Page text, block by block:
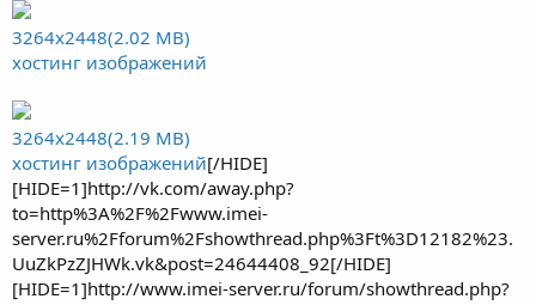
3264x2448(2.02 MB)
хостинг изображений
3264x2448(2.19 MB)
хостинг изображений[/HIDE]
[HIDE=1]http://vk.com/away.php?
to=http%3A%2F%2Fwww.imei-
server.ru%2Fforum%2Fshowthread.php%3Ft%3D12182%23.
UuZkPzZJHWk.vk&post=24644408_92[/HIDE]
[HIDE=1]http://www.imei-server.ru/forum/showthread.php?